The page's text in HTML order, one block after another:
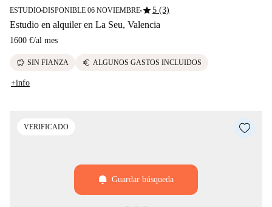
ESTUDIO■DISPONIBLE 06 NOVIEMBRE■star5 (3)
Estudio en alquiler en La Seu, Valencia
1600 €/al mes
savings SIN FIANZA euro ALGUNOS GASTOS INCLUIDOS
+info
VERIFICADO
Guardar búsqueda